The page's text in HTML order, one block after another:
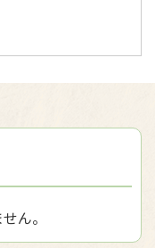
ん。